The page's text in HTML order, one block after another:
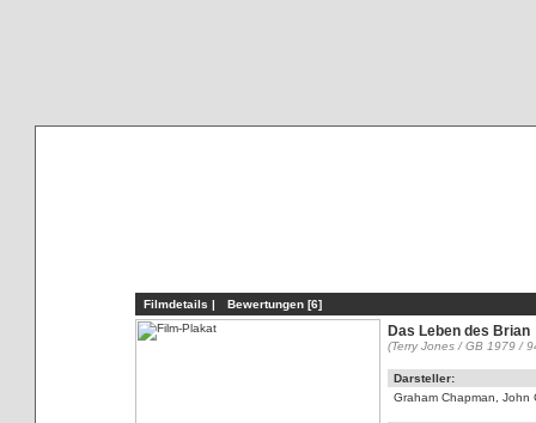
Filmdetails | Bewertungen [6]
Das Leben des Brian
(Terry Jones / GB 1979 /
Darsteller:
Graham Chapman, John